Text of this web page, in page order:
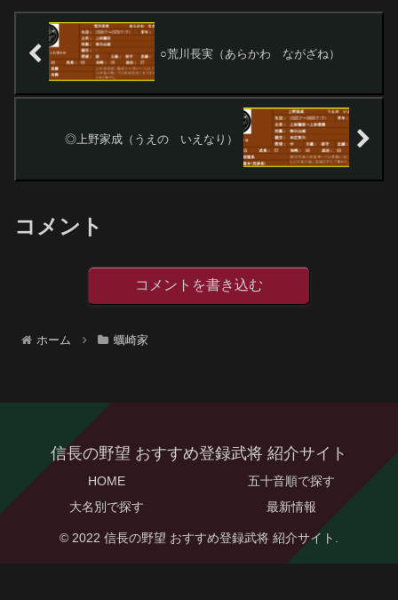
○荒川長実（あらかわ ながざね）
◎上野家成（うえの いえなり）
コメント
コメントを書き込む
ホーム 蠣崎家
信長の野望 おすすめ登録武将 紹介サイト
HOME
五十音順で探す
大名別で探す
最新情報
© 2022 信長の野望 おすすめ登録武将 紹介サイト.